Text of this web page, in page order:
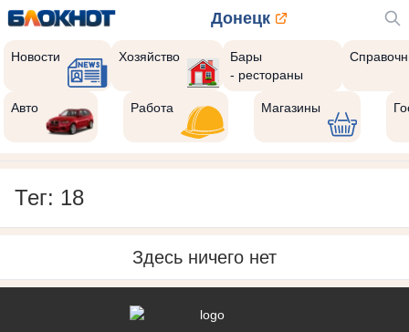
Донецк
Новости Хозяйство
Бары
- рестораны
Авто Работа Магазины
Тег: 18
Здесь ничего нет